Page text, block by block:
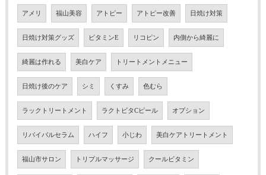
アメリ 福山美容 アトピー アトピー改善 日焼け対策
日焼け対策グッズ ビタミンE リコピン 内側から綺麗に
綺麗は作れる 美白ケア トリートメントメニュー
日焼け後のケア シミ くすみ 色むら
ラックトリートメント ラクトビタCピール オプション
リバイバルセラム ハイフ 小じわ 美白ケアトリートメント
福山市サロン トリプルマッサージ クールビタミン